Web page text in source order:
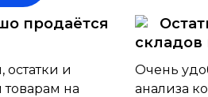
продаётся
остатки и
на
складов
Очень
анализа